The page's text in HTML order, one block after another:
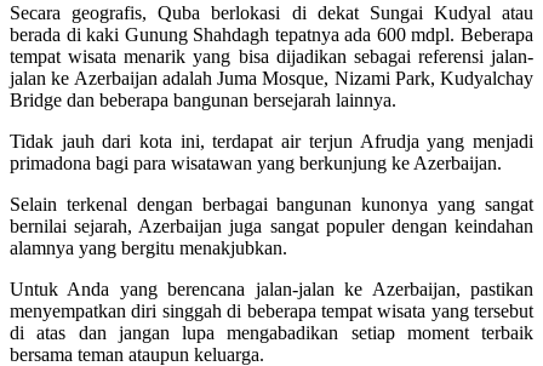
Secara geografis, Quba berlokasi di dekat Sungai Kudyal atau
berada di kaki Gunung Shahdagh tepatnya ada 600 mdpl. Beberapa
tempat wisata menarik yang bisa dijadikan sebagai referensi jalan-
jalan ke Azerbaijan adalah Juma Mosque, Nizami Park, Kudyalchay
Bridge dan beberapa bangunan bersejarah lainnya.
Tidak jauh dari kota ini, terdapat air terjun Afrudja yang menjadi
primadona bagi para wisatawan yang berkunjung ke Azerbaijan.
Selain terkenal dengan berbagai bangunan kunonya yang sangat
bernilai sejarah, Azerbaijan juga sangat populer dengan keindahan
alamnya yang bergitu menakjubkan.
Untuk Anda yang berencana jalan-jalan ke Azerbaijan, pastikan
menyempatkan diri singgah di beberapa tempat wisata yang tersebut
di atas dan jangan lupa mengabadikan setiap moment terbaik
bersama teman ataupun keluarga.